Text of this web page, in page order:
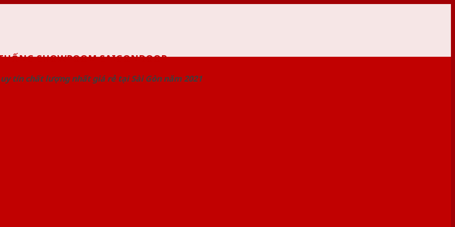
SHOWROOM SAIGONDOOR
tín chất lượng nhất giá rẻ tại Sài Gòn năm 2021